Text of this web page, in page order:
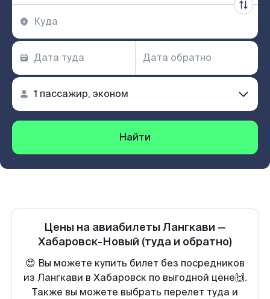
Найти
Цены на авиабилеты Лангкави —
Хабаровск-Новый (туда и обратно)
😍 Вы можете купить билет без посредников
из Лангкави в Хабаровск по выгодной цене🙌.
Также вы можете выбрать перелет туда и